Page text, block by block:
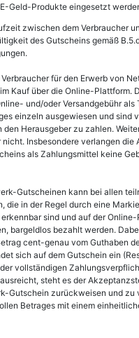
Geld-Produkte eingesetzt
zwischen dem Verbraucher
des Gutscheins gemäß
für den Erwerb von
Kauf über die Online-Plattform.
und/oder Versandgebühr als
einzeln ausgewiesen und sind
den Herausgeber zu zahlen.
nicht. Insbesondere verlangen
als Zahlungsmittel keine
Gutscheinen kann bei allen
die in der Regel durch eine
sind und auf der
bargeldlos bezahlt werden.
cent-genau vom Guthaben
sich auf dem Gutschein ein
vollständigen
steht es der
Gutschein zurückweisen und zu
Betrages mit einem